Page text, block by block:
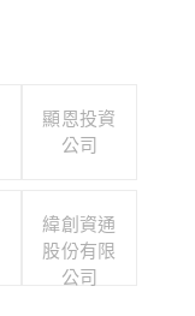
顯恩投資
公司
緯創資通
股份有限
公司